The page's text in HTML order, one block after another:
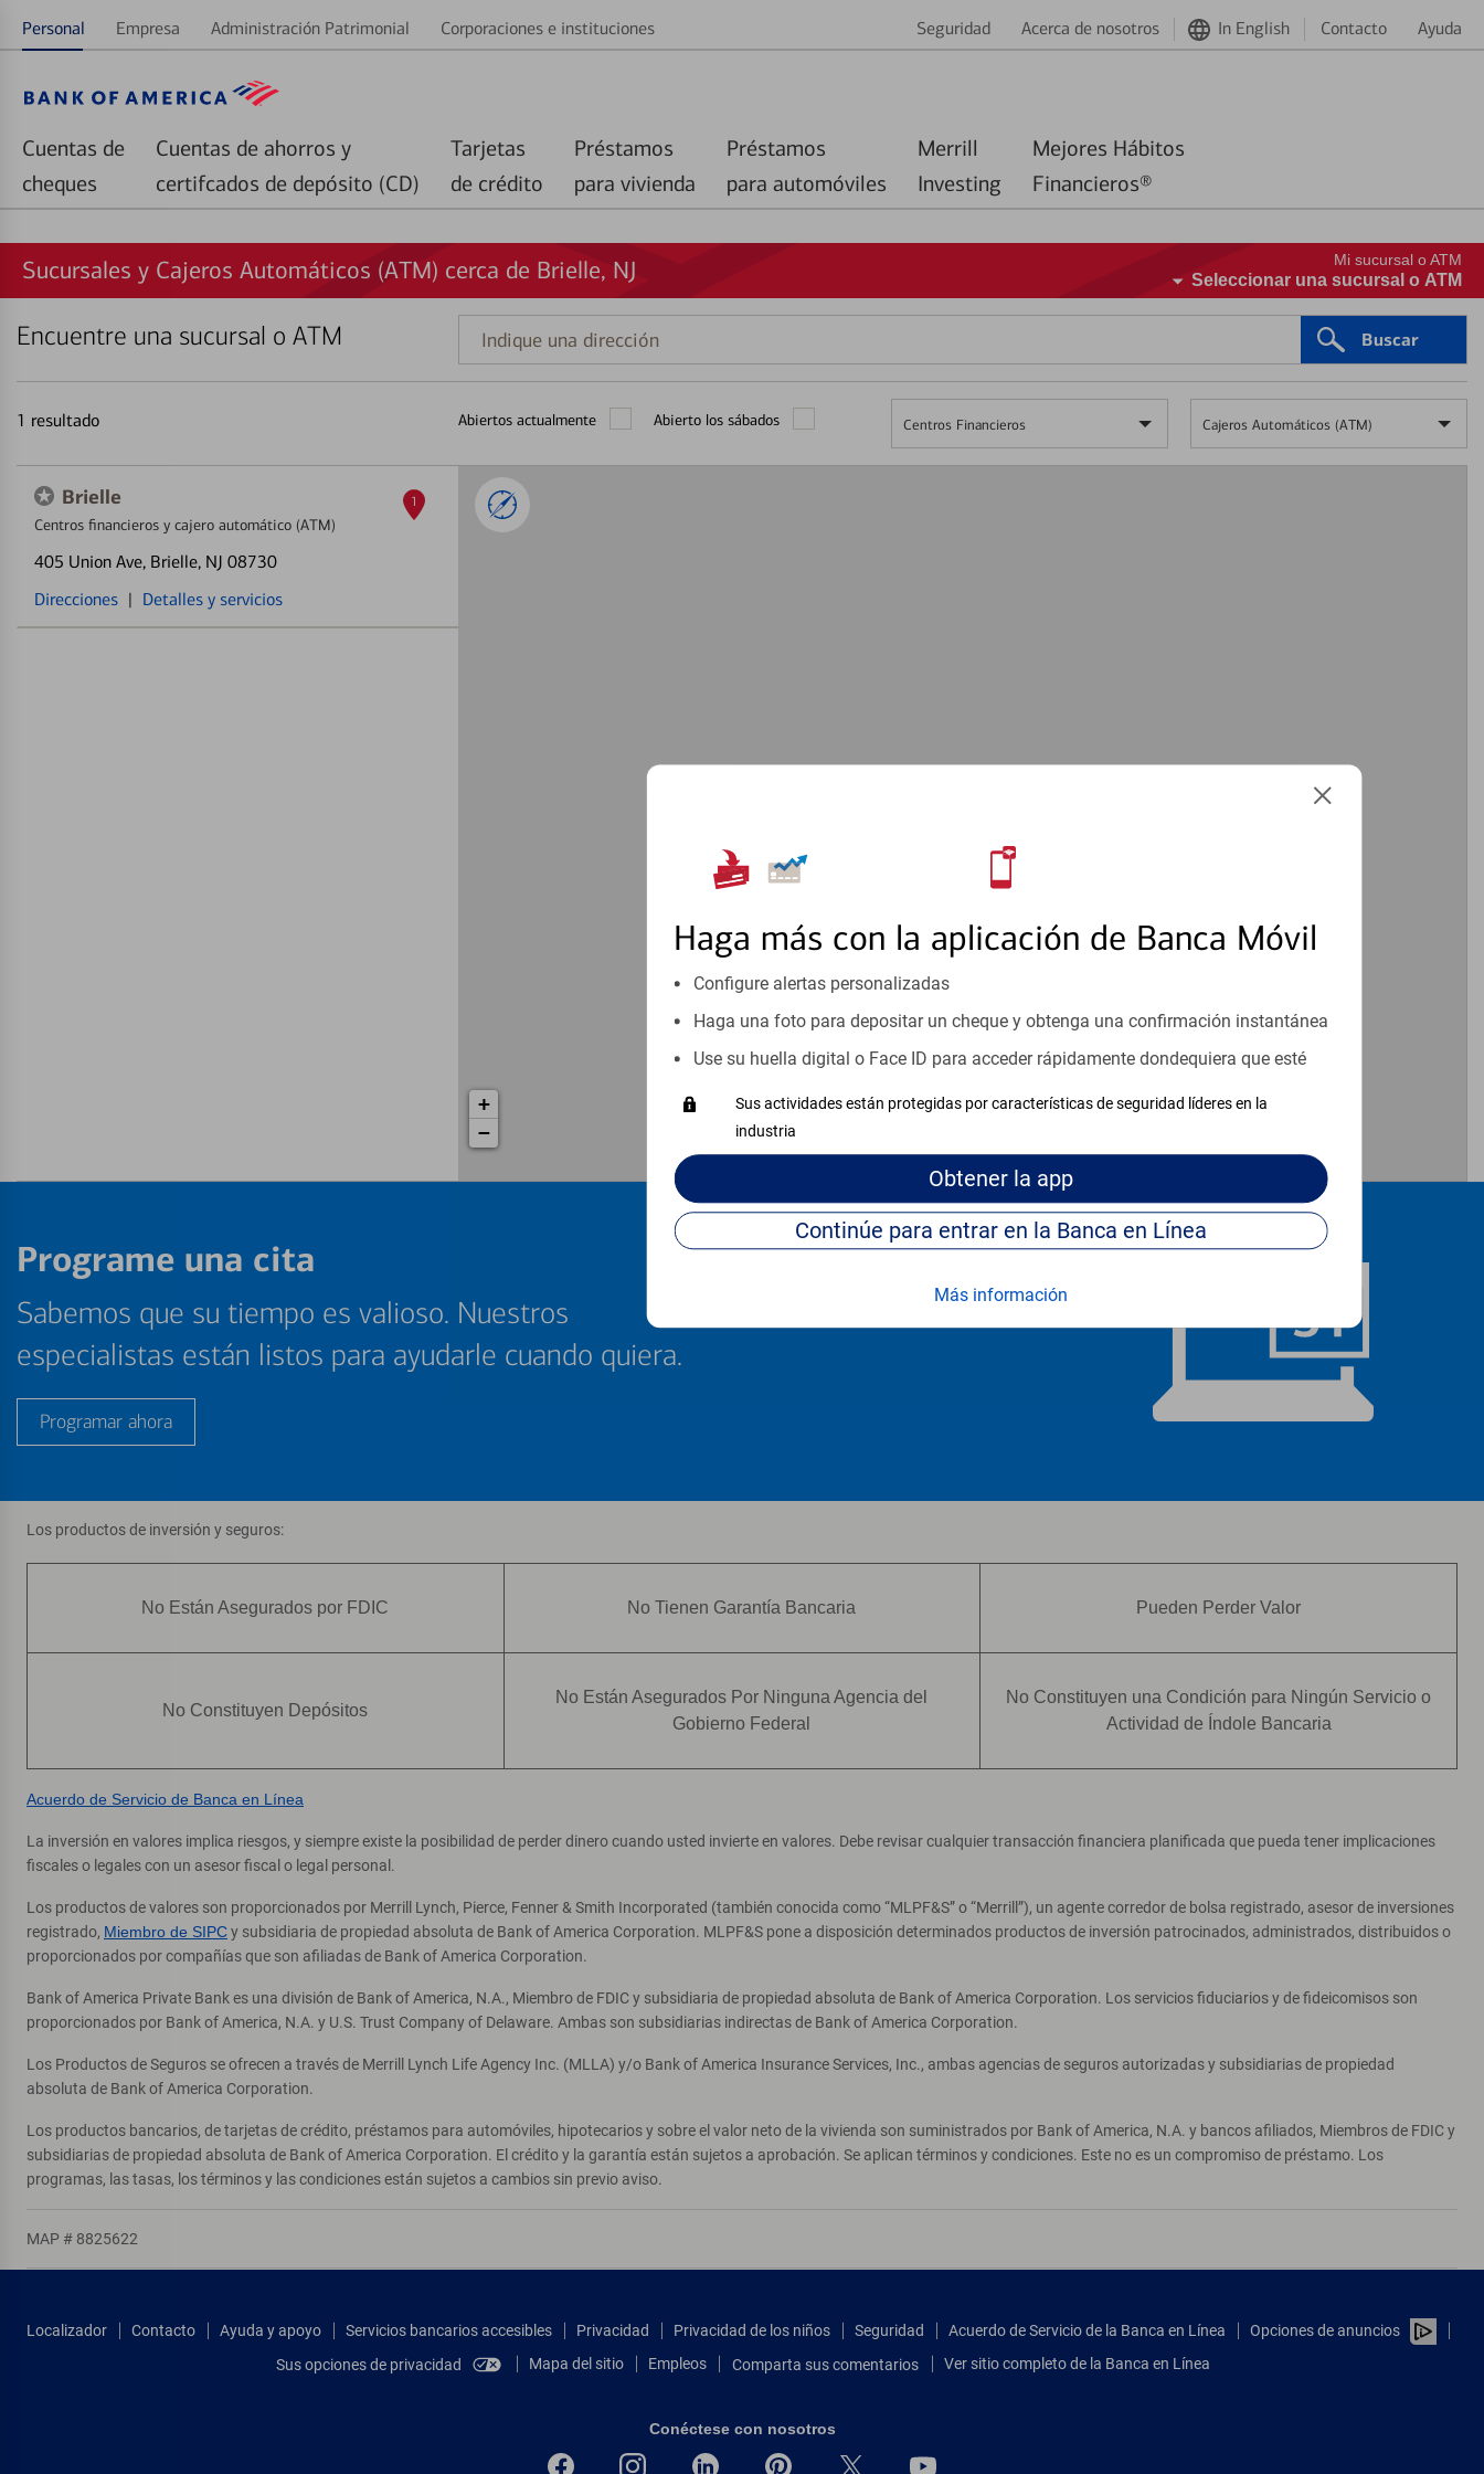
Personal Empresa Administración Patrimonial Corporaciones e instituciones Seguridad Acerca de nosotros In English Contacto Ayuda
Cuentas de
cheques
Cuentas de ahorros y
certifcados de depósito (CD)
Tarjetas
de crédito
Préstamos
para vivienda
Préstamos
para automóviles
Merrill
Investing
Mejores Hábitos
Financieros®
Haga más con la aplicación de Banca Móvil
Configure alertas personalizadas
Haga una foto para depositar un cheque y obtenga una confirmación instantánea
Use su huella digital o Face ID para acceder rápidamente dondequiera que esté
Sus actividades están protegidas por características de seguridad líderes en la
industria
Obtener la app
Continúe para entrar en la Banca en Línea
Más información
Sucursales y Cajeros Automáticos (ATM) cerca de Brielle, NJ Mi sucursal o ATM
Seleccionar una sucursal o ATM
Encuentre una sucursal o ATM
Indique
una
Buscar
1 resultado Abiertos actualmente Abierto los sábados Centros Financieros Cajeros Automáticos (ATM)
Brielle
Centros financieros y cajero automático (ATM)
405 Union Ave, Brielle, NJ 08730
Direcciones | Detalles y servicios
1
+
−
Programe una cita
Sabemos que su tiempo es valioso. Nuestros
especialistas están listos para ayudarle cuando quiera.
Programar ahora
Los productos de inversión y seguros:
No Están Asegurados por FDIC No Tienen Garantía Bancaria Pueden Perder Valor
No Constituyen Depósitos
No Están Asegurados Por Ninguna Agencia del
Gobierno Federal
No Constituyen una Condición para Ningún Servicio o
Actividad de Índole Bancaria
Acuerdo de Servicio de Banca en Línea
La inversión en valores implica riesgos, y siempre existe la posibilidad de perder dinero cuando usted invierte en valores. Debe revisar cualquier transacción financiera planificada que pueda tener implicaciones
fiscales o legales con un asesor fiscal o legal personal.
Los productos de valores son proporcionados por Merrill Lynch, Pierce, Fenner & Smith Incorporated (también conocida como “MLPF&S” o “Merrill”), un agente corredor de bolsa registrado, asesor de inversiones
registrado, Miembro de SIPCy subsidiaria de propiedad absoluta de Bank of America Corporation. MLPF&S pone a disposición determinados productos de inversión patrocinados, administrados, distribuidos o
proporcionados por compañías que son afiliadas de Bank of America Corporation.
Bank of America Private Bank es una división de Bank of America, N.A., Miembro de FDIC y subsidiaria de propiedad absoluta de Bank of America Corporation. Los servicios fiduciarios y de fideicomisos son
proporcionados por Bank of America, N.A. y U.S. Trust Company of Delaware. Ambas son subsidiarias indirectas de Bank of America Corporation.
Los Productos de Seguros se ofrecen a través de Merrill Lynch Life Agency Inc. (MLLA) y/o Bank of America Insurance Services, Inc., ambas agencias de seguros autorizadas y subsidiarias de propiedad
absoluta de Bank of America Corporation.
Los productos bancarios, de tarjetas de crédito, préstamos para automóviles, hipotecarios y sobre el valor neto de la vivienda son suministrados por Bank of America, N.A. y bancos afiliados, Miembros de FDIC y
subsidiarias de propiedad absoluta de Bank of America Corporation. El crédito y la garantía están sujetos a aprobación. Se aplican términos y condiciones. Este no es un compromiso de préstamo. Los
programas, las tasas, los términos y las condiciones están sujetos a cambios sin previo aviso.
MAP # 8825622
Localizador Contacto Ayuda y apoyo Servicios bancarios accesibles Privacidad Privacidad de los niños Seguridad Acuerdo de Servicio de la Banca en Línea
Opciones de anuncios
Sus opciones de privacidad
Mapa del sitio Empleos Comparta sus comentarios Ver sitio completo de la Banca en Línea
Conéctese con nosotros